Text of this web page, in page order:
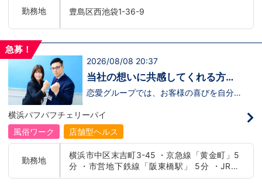
「長く働くことを考えたら、安心できる環
境を選びたかった」 と語ってくれまし
た。佐藤さんのリアルな声は、裏方のお仕
↓ぜひインタビュー動画をご覧ください！
勤務地 豊島区西池袋1-36-9
急募！
2026/08/08 20:37
当社の想いに共感してくれる方、
大募集‼
恋愛グループでは、お客様の喜びを自分自
います！・接客が好き・お客様が笑顔にな
ると自分も嬉しい・お客様だけでなく、働
く仲間もキャストさんも笑顔になると嬉し
い・喜んで(楽しんで)もらう為にはどうし
方が当グループでは活躍の場を広げていま
す。他にも…・失敗しても諦めない！・と
にかくやる気だけは負けない！・環境を変
横浜パフパフチェリーパイ
風俗ワーク
店舗型ヘルス
勤務地
横浜市中区末吉町3-45 ・京急線「黄金町」5
分 ・市営地下鉄線「阪東橋駅」 5分 ・JR線
「関内駅」15分